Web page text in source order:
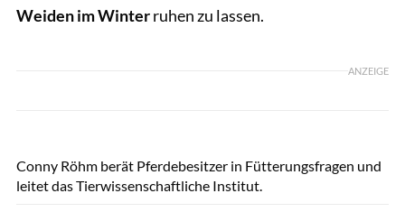
Weiden im Winterruhen zu lassen.
ANZEIGE
Conny Röhm berät Pferdebesitzer in Fütterungsfragen und
leitet das Tierwissenschaftliche Institut.